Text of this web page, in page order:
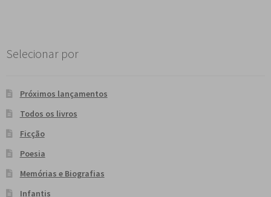
Selecionar por
Próximos lançamentos
Todos os livros
Ficção
Poesia
Memórias e Biografias
Infantis